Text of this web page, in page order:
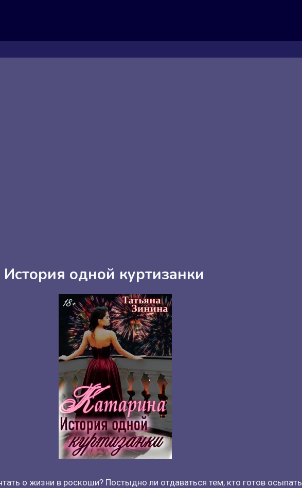
История одной куртизанки
о жизни в роскоши? Постыдно ли отдаваться тем, кто готов осыпать